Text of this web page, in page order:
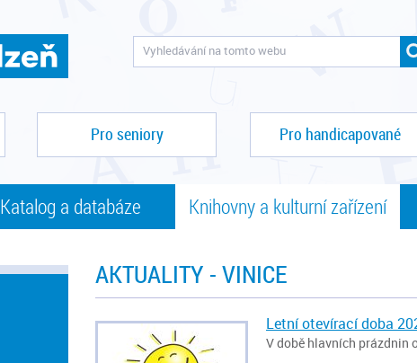
Pro seniory Pro handicapované
Katalog a databáze Knihovny a kulturní zařízení
AKTUALITY - VINICE
Letní otevírací doba
V době hlavních prázdnin